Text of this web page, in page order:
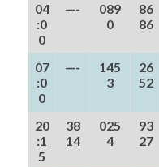
04
:0
0
—-
089
0
86
86
07
:0
0
—-
145
3
26
52
20
:1
5
38
14
025
4
93
27